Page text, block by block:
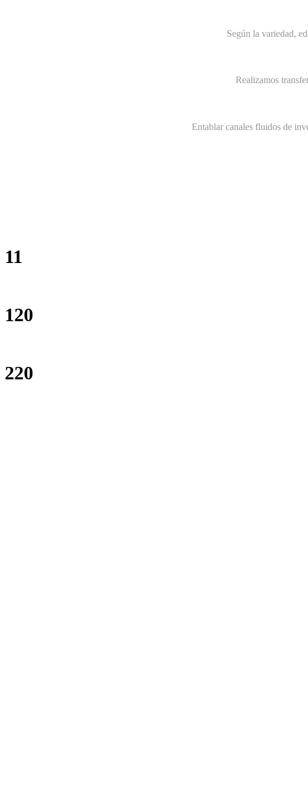
Según la variedad,
Realizamos
Entablar canales fluidos de
11
120
220